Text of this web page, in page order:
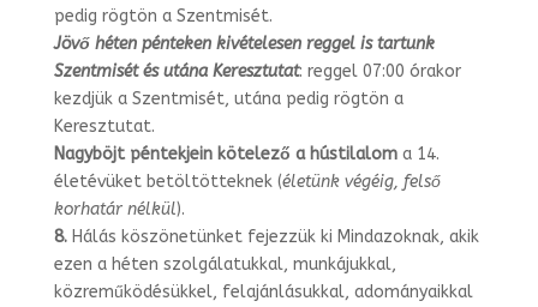
pe­dig rögtön a Szentmisét.
Jövő héten pénteken kivételesen reggel is tartunk
Szentmisét és utána Keresztu­tat: reggel 07:00 órakor
kezdjük a Szentmisét, utána pedig rögtön a
Keresztutat.
Nagyböjt péntekjein kötelező a hústilaloma 14.
életévüket betöltötteknek (éle­tünk végéig, felső
korhatár nélkül).
8.Hálás köszönetünket fejezzük ki Mindazoknak, akik
ezen a héten szolgálatuk­kal, munkájukkal,
közreműködésükkel, felajánlásukkal, adományaikkal